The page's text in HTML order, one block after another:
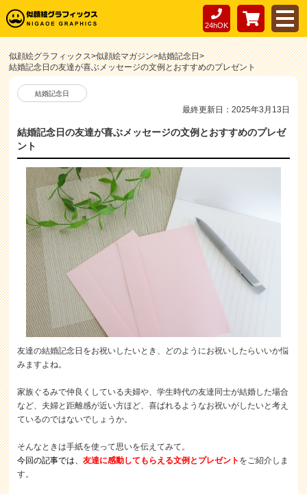
24hOK
似顔絵グラフィックス>似顔絵マガジン>結婚記念日>
結婚記念日の友達が喜ぶメッセージの文例とおすすめのプレゼント
結婚記念日
最終更新日：2025年3月13日
結婚記念日の友達が喜ぶメッセージの文例とおすすめのプレゼ
ント
友達の結婚記念日をお祝いしたいとき、どのようにお祝いしたらいいか悩
みますよね。
家族ぐるみで仲良くしている夫婦や、学生時代の友達同士が結婚した場合
など、夫婦と距離感が近い方ほど、喜ばれるようなお祝いがしたいと考え
ているのではないでしょうか。
そんなときは手紙を使って思いを伝えてみて。
今回の記事では、友達に感動してもらえる文例とプレゼント をご紹介しま
す。